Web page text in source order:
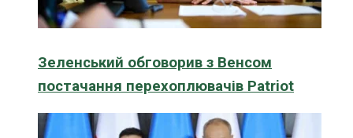
Зеленський обговорив з Венсом
постачання перехоплювачів Patriot